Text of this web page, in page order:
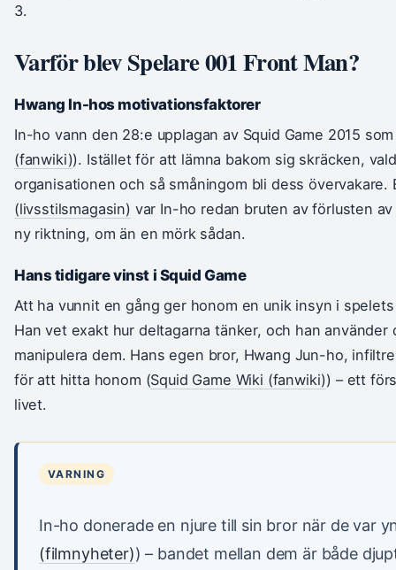
3.
Varför blev Spelare 001 Front Man?
Hwang In-hos motivationsfaktorer
In-ho vann den 28:e upplagan av Squid Game 2015
(fanwiki)). Istället för att lämna bakom sig skräcken,
organisationen och så småningom bli dess övervakare.
(livsstilsmagasin) var In-ho redan bruten av förlusten
ny riktning, om än en mörk sådan.
Hans tidigare vinst i Squid Game
Att ha vunnit en gång ger honom en unik insyn i
Han vet exakt hur deltagarna tänker, och han
manipulera dem. Hans egen bror, Hwang Jun-ho,
för att hitta honom (Squid Game Wiki (fanwiki)) – ett
livet.
VARNING
In-ho donerade en njure till sin bror när de var
(filmnyheter)) – bandet mellan dem är både